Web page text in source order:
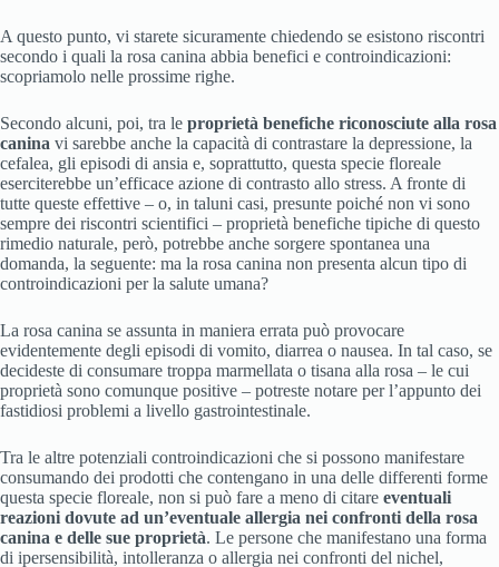
A questo punto, vi starete sicuramente chiedendo se esistono riscontri
secondo i quali la rosa canina abbia benefici e controindicazioni:
scopriamolo nelle prossime righe.
Secondo alcuni, poi, tra le proprietà benefiche riconosciute alla rosa
canina vi sarebbe anche la capacità di contrastare la depressione, la
cefalea, gli episodi di ansia e, soprattutto, questa specie floreale
eserciterebbe un’efficace azione di contrasto allo stress. A fronte di
tutte queste effettive – o, in taluni casi, presunte poiché non vi sono
sempre dei riscontri scientifici – proprietà benefiche tipiche di questo
rimedio naturale, però, potrebbe anche sorgere spontanea una
domanda, la seguente: ma la rosa canina non presenta alcun tipo di
controindicazioni per la salute umana?
La rosa canina se assunta in maniera errata può provocare
evidentemente degli episodi di vomito, diarrea o nausea. In tal caso, se
decideste di consumare troppa marmellata o tisana alla rosa – le cui
proprietà sono comunque positive – potreste notare per l’appunto dei
fastidiosi problemi a livello gastrointestinale.
Tra le altre potenziali controindicazioni che si possono manifestare
consumando dei prodotti che contengano in una delle differenti forme
questa specie floreale, non si può fare a meno di citare eventuali
reazioni dovute ad un’eventuale allergia nei confronti della rosa
canina e delle sue proprietà. Le persone che manifestano una forma
di ipersensibilità, intolleranza o allergia nei confronti del nichel,